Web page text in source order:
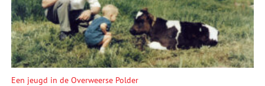
Een jeugd in de Overweerse Polder